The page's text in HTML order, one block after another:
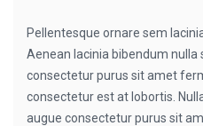
Pellentesque ornare sem
Aenean lacinia bibendum nulla
consectetur purus sit amet
consectetur est at lobortis.
augue consectetur purus sit